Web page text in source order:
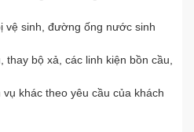
vệ sinh, đường ống nước sinh
thay bộ xả, các linh kiện bồn cầu,
khác theo yêu cầu của khách